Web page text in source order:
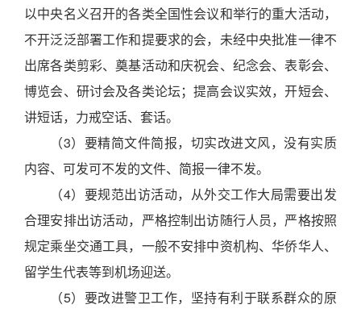
以中央名义召开的各类全国性会议和举行的重大活动，
不开泛泛部署工作和提要求的会，未经中央批准一律不
出席各类剪彩、奠基活动和庆祝会、纪念会、表彰会、
博览会、研讨会及各类论坛；提高会议实效，开短会、
讲短话，力戒空话、套话。
（3）要精简文件简报，切实改进文风，没有实质
内容、可发可不发的文件、简报一律不发。
（4）要规范出访活动，从外交工作大局需要出发
合理安排出访活动，严格控制出访随行人员，严格按照
规定乘坐交通工具，一般不安排中资机构、华侨华人、
留学生代表等到机场迎送。
（5）要改进警卫工作，坚持有利于联系群众的原